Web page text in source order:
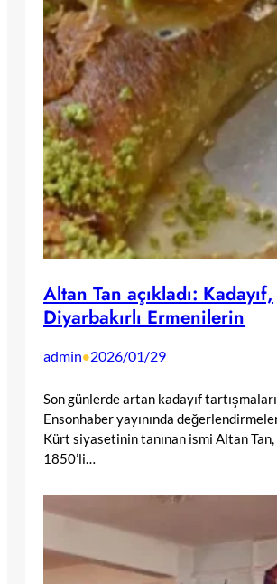
Altan Tan açıkladı: Kadayıf,
Diyarbakırlı Ermenilerin
admin•2026/01/29
Son günlerde artan kadayıf
Ensonhaber yayınında
Kürt siyasetinin tanınan ismi Altan Tan,
1850’li…